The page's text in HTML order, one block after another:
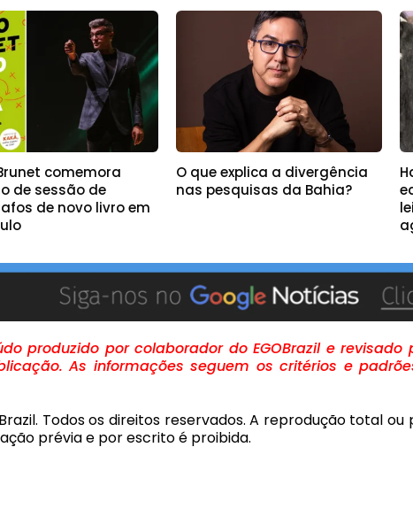
comemora
de sessão de
de novo livro em
O que explica a divergência
nas pesquisas da Bahia?
produzido por colaborador do EGOBrazil e
As informações seguem os critérios e
Todos os direitos reservados. A reprodução total
prévia e por escrito é proibida.